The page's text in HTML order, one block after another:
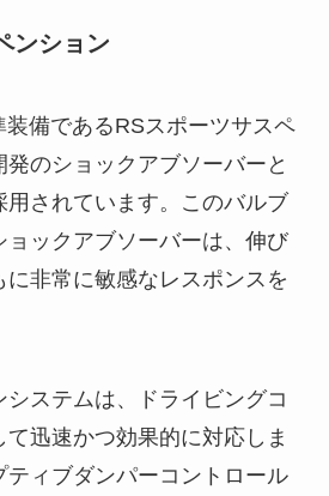
ンション
備であるRSスポーツサスペ
のショックアブソーバーと
されています。このバルブ
ョックアブソーバーは、伸び
非常に敏感なレスポンスを
ステムは、ドライビングコ
迅速かつ効果的に対応しま
ィブダンパーコントロール